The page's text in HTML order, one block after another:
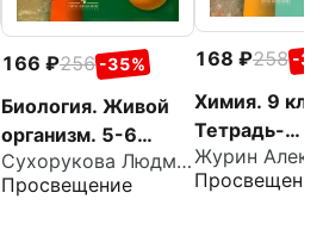
166 256 -35%
Биология. Живой
организм. 5-6
классы. Тетрадь-
экзаменатор
Сухорукова Людмила Николаевна
Просвещение
168 258 -
Химия. 9
Тетрадь-
практикум.
Пособие для